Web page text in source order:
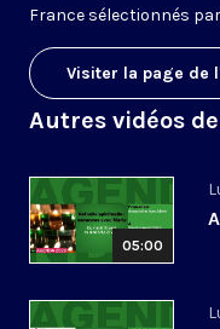
France sélectionnés
Visiter la page de
Autres vidéos
05:00